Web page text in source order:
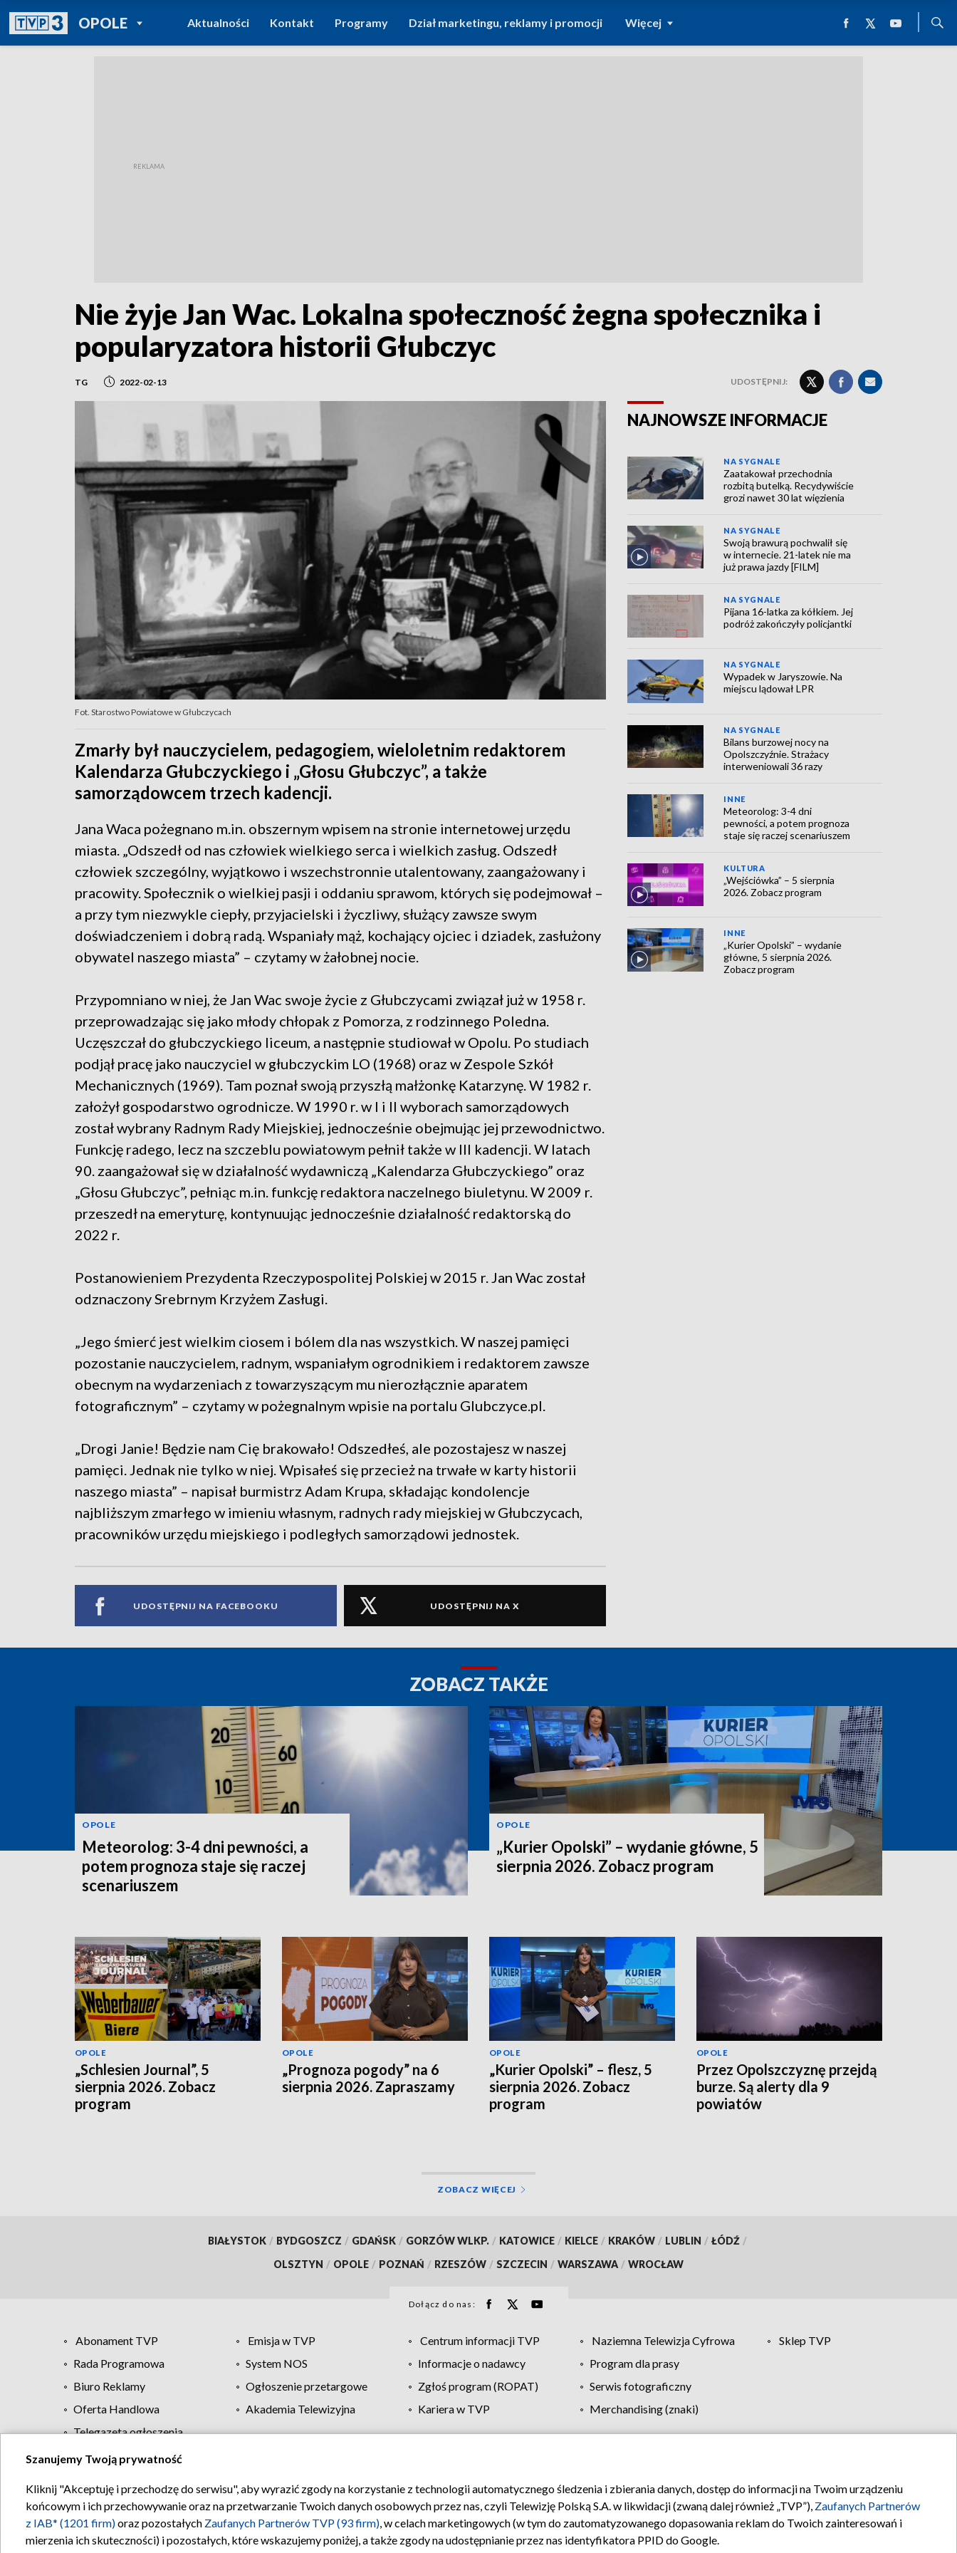
OPOLEPOWRÓT DO
TVP REGIONY
Aktualności Kontakt Programy Dział marketingu, reklamy i promocji Więcej
Nie żyje Jan Wac. Lokalna społeczność żegna społecznika i
popularyzatora historii Głubczyc
TG 2022-02-13 UDOSTĘPNIJ:
Fot. Starostwo Powiatowe w Głubczycach
Zmarły był nauczycielem, pedagogiem, wieloletnim redaktorem
Kalendarza Głubczyckiego i „Głosu Głubczyc”, a także
samorządowcem trzech kadencji.
Jana Waca pożegnano m.in. obszernym wpisem na stronie internetowej urzędu
miasta. „Odszedł od nas człowiek wielkiego serca i wielkich zasług. Odszedł
człowiek szczególny, wyjątkowo i wszechstronnie utalentowany, zaangażowany i
pracowity. Społecznik o wielkiej pasji i oddaniu sprawom, których się podejmował –
a przy tym niezwykle ciepły, przyjacielski i życzliwy, służący zawsze swym
doświadczeniem i dobrą radą. Wspaniały mąż, kochający ojciec i dziadek, zasłużony
obywatel naszego miasta” – czytamy w żałobnej nocie.
Przypomniano w niej, że Jan Wac swoje życie z Głubczycami związał już w 1958 r.
przeprowadzając się jako młody chłopak z Pomorza, z rodzinnego Poledna.
Uczęszczał do głubczyckiego liceum, a następnie studiował w Opolu. Po studiach
podjął pracę jako nauczyciel w głubczyckim LO (1968) oraz w Zespole Szkół
Mechanicznych (1969). Tam poznał swoją przyszłą małżonkę Katarzynę. W 1982 r.
założył gospodarstwo ogrodnicze. W 1990 r. w I i II wyborach samorządowych
został wybrany Radnym Rady Miejskiej, jednocześnie obejmując jej przewodnictwo.
Funkcję radego, lecz na szczeblu powiatowym pełnił także w III kadencji. W latach
90. zaangażował się w działalność wydawniczą „Kalendarza Głubczyckiego” oraz
„Głosu Głubczyc”, pełniąc m.in. funkcję redaktora naczelnego biuletynu. W 2009 r.
przeszedł na emeryturę, kontynuując jednocześnie działalność redaktorską do
2022 r.
Postanowieniem Prezydenta Rzeczypospolitej Polskiej w 2015 r. Jan Wac został
odznaczony Srebrnym Krzyżem Zasługi.
„Jego śmierć jest wielkim ciosem i bólem dla nas wszystkich. W naszej pamięci
pozostanie nauczycielem, radnym, wspaniałym ogrodnikiem i redaktorem zawsze
obecnym na wydarzeniach z towarzyszącym mu nierozłącznie aparatem
fotograficznym” – czytamy w pożegnalnym wpisie na portalu Glubczyce.pl.
„Drogi Janie! Będzie nam Cię brakowało! Odszedłeś, ale pozostajesz w naszej
pamięci. Jednak nie tylko w niej. Wpisałeś się przecież na trwałe w karty historii
naszego miasta” – napisał burmistrz Adam Krupa, składając kondolencje
najbliższym zmarłego w imieniu własnym, radnych rady miejskiej w Głubczycach,
pracowników urzędu miejskiego i podległych samorządowi jednostek.
UDOSTĘPNIJ NA FACEBOOKU UDOSTĘPNIJ NA X
NAJNOWSZE INFORMACJE
NA SYGNALE
Zaatakował przechodnia
rozbitą butelką. Recydywiście
grozi nawet 30 lat więzienia
NA SYGNALE
Swoją brawurą pochwalił się
w internecie. 21-latek nie ma
już prawa jazdy [FILM]
NA SYGNALE
Pijana 16-latka za kółkiem. Jej
podróż zakończyły policjantki
NA SYGNALE
Wypadek w Jaryszowie. Na
miejscu lądował LPR
NA SYGNALE
Bilans burzowej nocy na
Opolszczyźnie. Strażacy
interweniowali 36 razy
INNE
Meteorolog: 3-4 dni
pewności, a potem prognoza
staje się raczej scenariuszem
KULTURA
„Wejściówka” – 5 sierpnia
2026. Zobacz program
INNE
„Kurier Opolski” – wydanie
główne, 5 sierpnia 2026.
Zobacz program
ZOBACZ TAKŻE
OPOLE
Meteorolog: 3-4 dni pewności, a
potem prognoza staje się raczej
scenariuszem
OPOLE
„Kurier Opolski” – wydanie główne, 5
sierpnia 2026. Zobacz program
OPOLE
„Schlesien Journal”, 5
sierpnia 2026. Zobacz
program
OPOLE
„Prognoza pogody” na 6
sierpnia 2026. Zapraszamy
OPOLE
„Kurier Opolski” – flesz, 5
sierpnia 2026. Zobacz
program
OPOLE
Przez Opolszczyznę przejdą
burze. Są alerty dla 9
powiatów
ZOBACZ WIĘCEJ
BIAŁYSTOK / BYDGOSZCZ / GDAŃSK / GORZÓW WLKP. / KATOWICE / KIELCE / KRAKÓW / LUBLIN / ŁÓDŹ /
OLSZTYN / OPOLE / POZNAŃ / RZESZÓW / SZCZECIN / WARSZAWA / WROCŁAW
Dołącz do nas:
Abonament TVP Emisja w TVP Centrum informacji TVP Naziemna Telewizja Cyfrowa
Sklep TVP
Rada Programowa
System NOS Informacje o nadawcy
Program dla prasy
Biuro Reklamy
Ogłoszenie przetargowe Zgłoś program (ROPAT)
Serwis fotograficzny
Oferta Handlowa
Akademia Telewizyjna Kariera w TVP
Merchandising (znaki)
Telegazeta ogłoszenia
Regulamin TVP Polityka prywatności Moje zgody Pomoc Biuro reklamy Kontakt
Szanujemy Twoją prywatność
Kliknij "Akceptuję i przechodzę do serwisu", aby wyrazić zgody na korzystanie z technologii automatycznego śledzenia i zbierania danych, dostęp do informacji na Twoim urządzeniu
końcowym i ich przechowywanie oraz na przetwarzanie Twoich danych osobowych przez nas, czyli Telewizję Polską S.A. w likwidacji (zwaną dalej również „TVP”), Zaufanych Partnerów
z IAB* (1201 firm)oraz pozostałych Zaufanych Partnerów TVP (93 firm), w celach marketingowych (w tym do zautomatyzowanego dopasowania reklam do Twoich zainteresowań i
mierzenia ich skuteczności) i pozostałych, które wskazujemy poniżej, a także zgody na udostępnianie przez nas identyfikatora PPID do Google.